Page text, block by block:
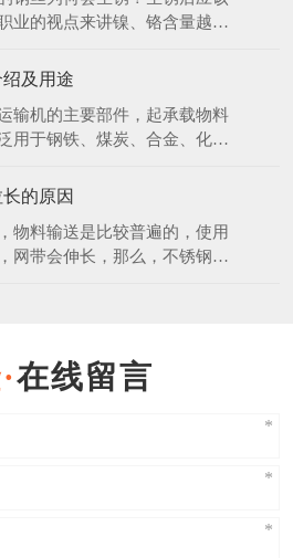
可有效避免食品受到污染。在
业的视点来讲镍、铬含量越
，也会生锈。 不锈钢是
不锈钢是在通常碳素钢中增加
素锻炼制成的。不锈钢之所以
及用途
输机的主要部件，起承载物料
用于钢铁、煤炭、合金、化
式相比具有操作安全、使用方
运费低廉且可实现连续化，缩
点。 普通输送带产品说明：
度不小于15Mpa，扯断伸长度
的原因
物料输送是比较普遍的，使用
网带会伸长，那么，不锈钢网
后是缩不回来的。 延伸性的
在线留言